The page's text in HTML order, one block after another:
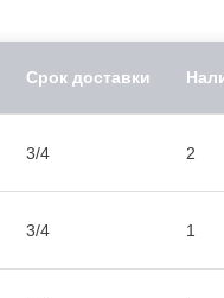
Срок доставки
3/4 2
3/4 1